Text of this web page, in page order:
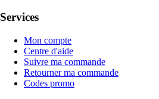
Services
Mon compte
Centre d'aide
Suivre ma commande
Retourner ma commande
Codes promo